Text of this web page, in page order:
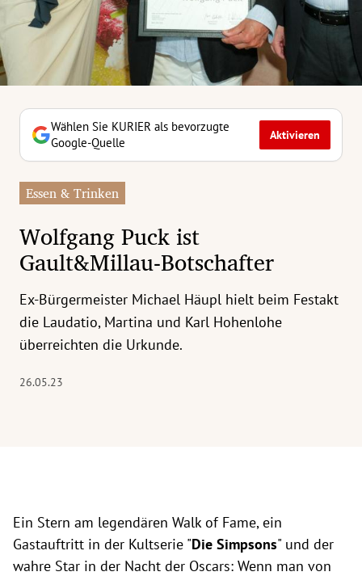
Untermenü
Untermenü
Untermenü
Untermenü
Untermenü
Untermenü
Untermenü
Untermenü
Wählen Sie KURIER als bevorzugte
Google-Quelle
Aktivieren
Essen & Trinken
Wolfgang Puck ist
Gault&Millau-Botschafter
Ex-Bürgermeister Michael Häupl hielt beim Festakt
die Laudatio, Martina und Karl Hohenlohe
überreichten die Urkunde.
26.05.23
Ein Stern am legendären Walk of Fame, ein
Gastauftritt in der Kultserie "Die Simpsons" und der
wahre Star in der Nacht der Oscars: Wenn man von